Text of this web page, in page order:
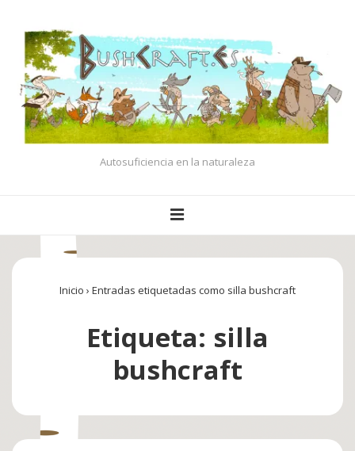
Saltar
contenido
principal
Autosuficiencia en la naturaleza
principal
Inicio › Entradas etiquetadas como silla bushcraft
Etiqueta: silla
bushcraft